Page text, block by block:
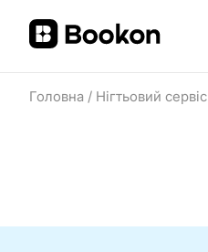
Головна / Нігтьовий сервіс